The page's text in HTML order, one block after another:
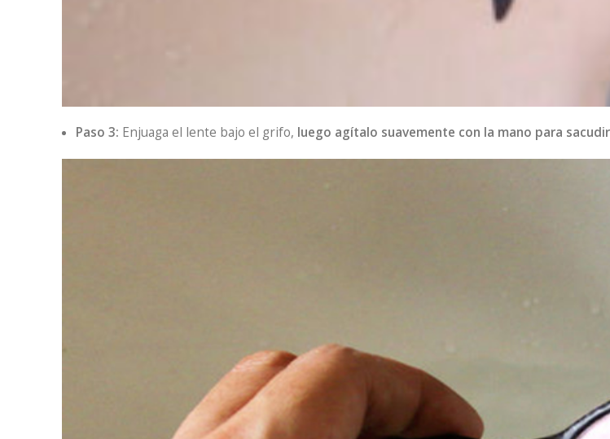
Paso 3: Enjuaga el lente bajo el grifo, luego agítalo suavemente con la mano para